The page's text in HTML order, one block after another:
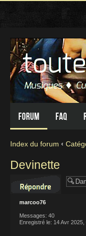
Forum FAQ
Index du forum ‹
Devinette
marcoo76
Messages: 40
Enregistré le: 14 Avr 2025,